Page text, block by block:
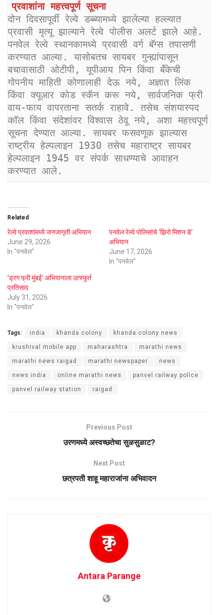
प्रवाशांना महत्त्वपूर्ण सूचना
दोन दिवसापूर्वी रेल्वे डब्ब्यामध्ये झालेल्या हल्ल्यात
प्रवासी मृत्यू झाल्याने रेल्वे पोलीस अलर्ट झाले आहे.
पनवेल रेल्वे स्थानकामध्ये प्रवासी वर्ग बॅग्स तपासणी
करण्यात आल्या. यासोबतच सायबर गुन्ह्यांपासून
बचावासाठी ओटीपी, यूपीआय पिन किंवा बँकेची
गोपनीय माहिती कोणालाही देऊ नये, अज्ञात लिंक
किंवा क्यूआर कोड स्कॅन करू नये, सार्वजनिक फ्री
वाय-फाय वापरताना सतर्क राहावे. तसेच संशयास्पद
कॉल किंवा संदेशांवर विश्वास ठेवू नये, अशा महत्त्वपूर्ण
सूचना देण्यात आल्या. सायबर फसवणूक झाल्यास
राष्ट्रीय हेल्पलाइन 1930 तसेच महाराष्ट्र सायबर
हेल्पलाइन 1945 वर संपर्क साधण्याचे आवाहन
करण्यात आले.
Related
रेल्वे प्रवाशांमध्ये जनजागृती अभियान
June 29, 2026
In "पनवेल"
पनवेल रेल्वे पोलिसांचे ‘झिरो मिशन डे’
अभियान
June 17, 2026
In "पनवेल"
‘ड्रग फ्री मुंबई’ अभियानाला उत्स्फूर्त
प्रतिसाद
July 31, 2026
In "पनवेल"
Tags: india khanda colony khanda colony news
krushival mobile app maharashtra marathi news
marathi news raigad marathi newspaper news
news india online marathi news panvel railway police
panvel railway station raigad
Previous Post
उरणमध्ये अस्वच्छतेचा सुळसुळाट?
Next Post
छत्रपती शाहू महाराजांना अभिवादन
Antara Parange